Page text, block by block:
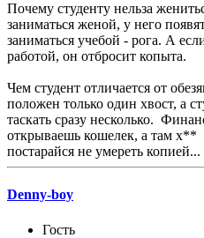
Почему студенту нельза
заниматься женой, у него
заниматься учебой - рога. А
работой, он отбросит копыта.
Чем студент отличается от
положен только один хвост, а
таскать сразу несколько.
открываешь кошелек, а там
постарайся не умереть копией...
Denny-boy
Гость